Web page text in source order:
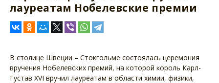
лауреатам Нобелевские премии
В столице Швеции – Стокгольме состоялась церемония
вручения Нобелевских премий, на которой король Карл-
Густав XVI вручил лауреатам в области химии, физики,